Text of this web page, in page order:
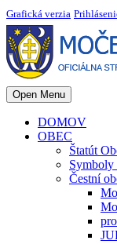
Grafická verzia
Open Menu
DOMOV
OBEC
Štatút
Symboly
Čestní